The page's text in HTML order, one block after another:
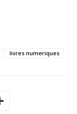
livres numeriques